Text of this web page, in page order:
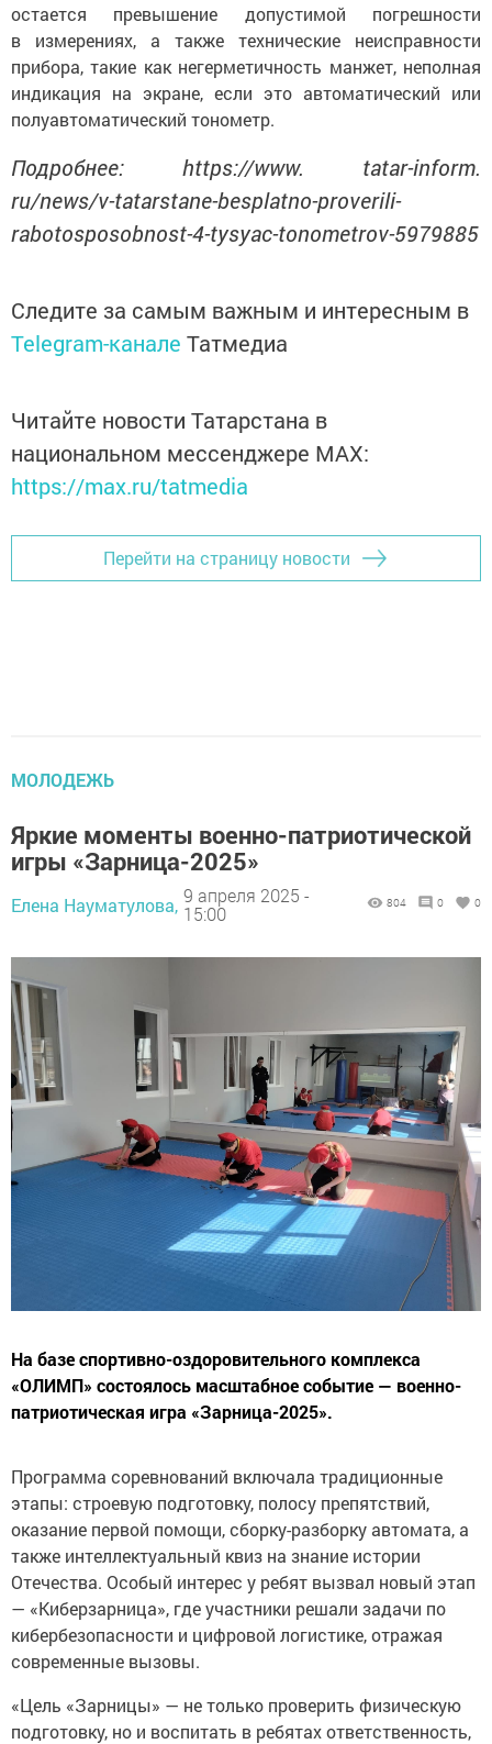
остается превышение допустимой погрешности
в измерениях, а также технические неисправности
прибора, такие как негерметичность манжет, неполная
индикация на экране, если это автоматический или
полуавтоматический тонометр.
Подробнее: https://www. tatar-inform.
ru/news/v-tatarstane-besplatno-proverili-
rabotosposobnost-4-tysyac-tonometrov-5979885
Следите за самым важным и интересным в
Telegram-канале Татмедиа
Читайте новости Татарстана в
национальном мессенджере MАХ:
https://max.ru/tatmedia
Перейти на страницу новости
МОЛОДЕЖЬ
Яркие моменты военно-патриотической
игры «Зарница-2025»
Елена Науматулова, 9 апреля 2025 -
15:00
804 0 0
На базе спортивно-оздоровительного комплекса
«ОЛИМП» состоялось масштабное событие — военно-
патриотическая игра «Зарница-2025».
Программа соревнований включала традиционные
этапы: строевую подготовку, полосу препятствий,
оказание первой помощи, сборку-разборку автомата, а
также интеллектуальный квиз на знание истории
Отечества. Особый интерес у ребят вызвал новый этап
— «Киберзарница», где участники решали задачи по
кибербезопасности и цифровой логистике, отражая
современные вызовы.
«Цель «Зарницы» — не только проверить физическую
подготовку, но и воспитать в ребятах ответственность,